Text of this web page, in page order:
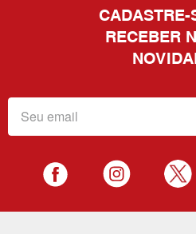
CADASTRE-
RECEBER